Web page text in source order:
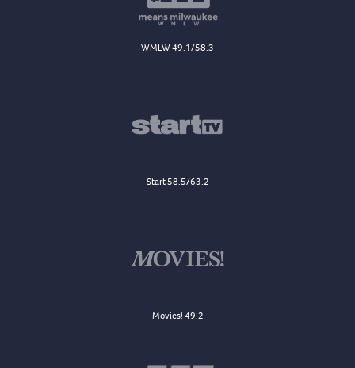
WMLW 49.1/58.3
Start 58.5/63.2
Movies! 49.2